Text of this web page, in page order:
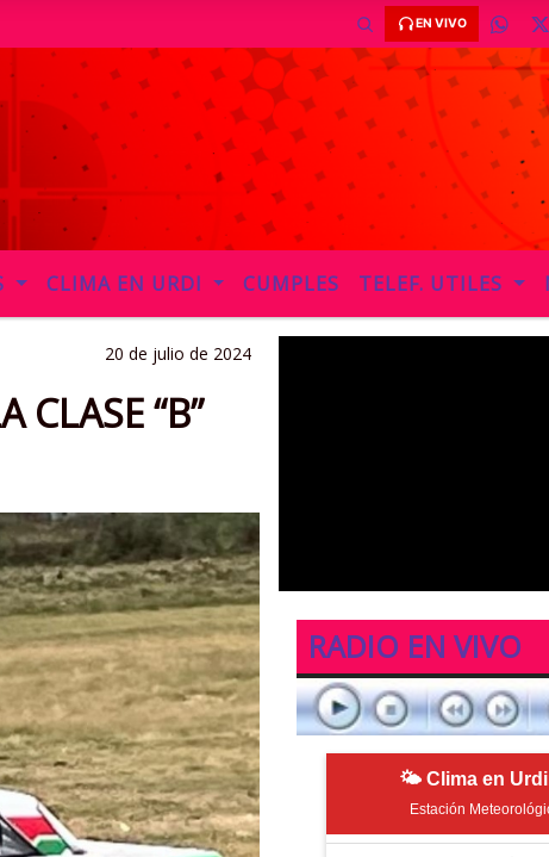
EN VIVO
CLIMA EN URDI CUMPLES TELEF. UTILES
20 de julio de 2024
CLASE “B”
RADIO EN VIVO
🌤 Clima en
Estación